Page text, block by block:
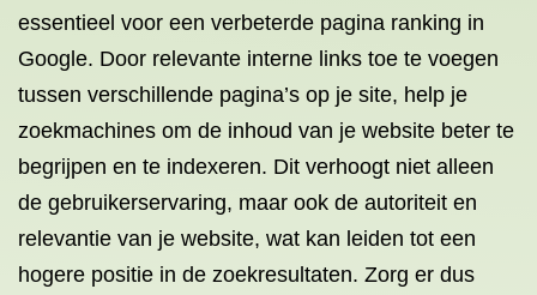
essentieel voor een verbeterde pagina ranking in
Google. Door relevante interne links toe te voegen
tussen verschillende pagina’s op je site, help je
zoekmachines om de inhoud van je website beter te
begrijpen en te indexeren. Dit verhoogt niet alleen
de gebruikerservaring, maar ook de autoriteit en
relevantie van je website, wat kan leiden tot een
hogere positie in de zoekresultaten. Zorg er dus